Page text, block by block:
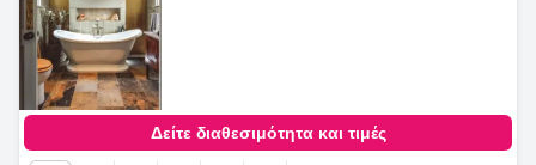
Δείτε διαθεσιμότητα και τιμές